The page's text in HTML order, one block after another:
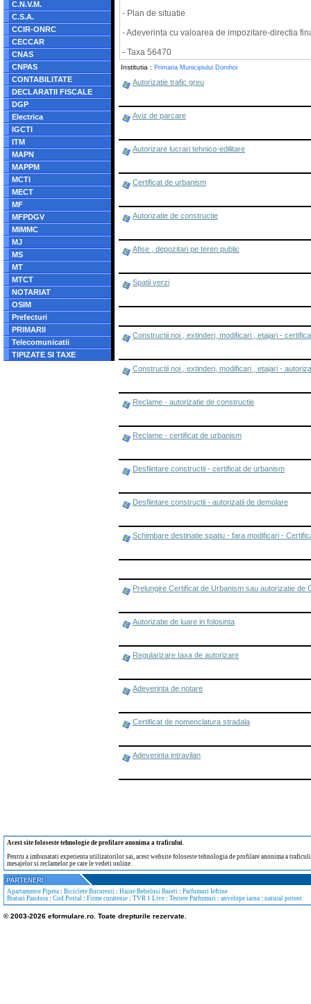
C.N.V.M.
C.S.A.
CCIR-ONRC
CECCAR
CNAS
CNPAS
CONTABILITATE
DECLARATII FISCALE
DGP
Electrica
IGCTI
ITM
MAPN
MAPPM
MCTI
MECT
MF
MFPDGV
MIMMC
MJ
MS
MT
MTCT
NOTARIAT
OSIM
Prefecturi
PRIMARII
Telecomunicatii
TIPIZATE SI TAXE
- Plan de situatie
- Adeverinta cu valoarea de impozitare-directia
- Taxa 56470
Institutia : Primaria Municipiului Dorohoi
Autorizatie trafic greu
Aviz de parcare
Autorizare lucrari tehnico-edilitare
Certificat de urbanism
Autorizatie de constructie
Afise , depozitari pe teren public
Spatii verzi
Constructii noi , extinderi, modificari , etajari -
Constructii noi , extinderi, modificari , etajari -
Reclame - autorizatie de constructie
Reclame - certificat de urbanism
Desfiintare constructii - certificat de urbanism
Desfiintare constructii - autorizatii de demolare
Schimbare destinatie spatiu - fara modificari -
Prelungire Certificat de Urbanism sau autorizatie de
Autorizatie de luare in folosinta
Regularizare taxa de autorizare
Adeverinta de notare
Certificat de nomenclatura stradala
Adeverinta intravilan
Acest site foloseste tehnologie de profilare anonima a traficului.
Pentru a imbunatati experienta utilizatorilor sai, acest website foloseste tehnologia de profilare anonima a
mesajelor si reclamelor pe care le vedeti online.
Apartamente Pipera : Biciclete Bucuresti : Haine Bebelusi Baieti : Parfumuri Ieftine
Bratari Pandora : Cod Postal : Firme curatenie : TVR 1 Live : Testere Parfumuri : anvelope iarna : natural potent
© 2003-2026 eformulare.ro. Toate drepturile rezervate.